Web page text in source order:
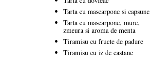
Tarta cu mascarpone si capsune
Tarta cu mascarpone, mure,
zmeura si aroma de menta
Tiramisu cu fructe de padure
Tiramisu cu iz de castane